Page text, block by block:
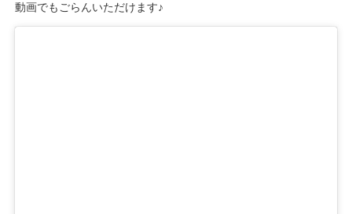
動画でもごらんいただけます♪